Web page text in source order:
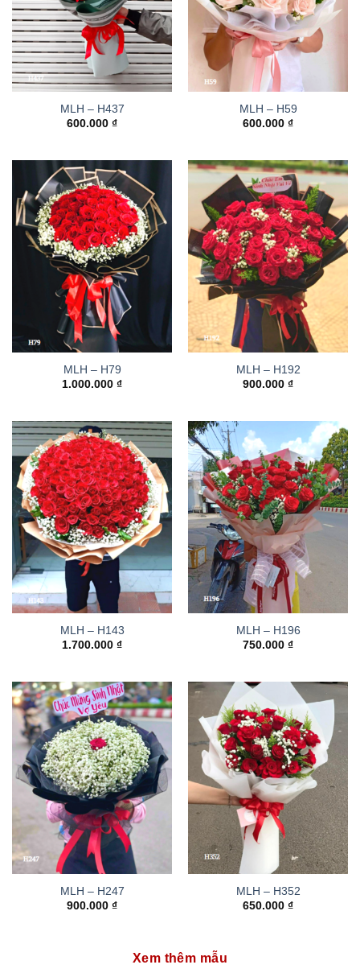
MLH – H437
600.000 ₫
MLH – H59
600.000 ₫
MLH – H79
1.000.000 ₫
MLH – H192
900.000 ₫
MLH – H143
1.700.000 ₫
MLH – H196
750.000 ₫
MLH – H247
900.000 ₫
MLH – H352
650.000 ₫
Xem thêm mẫu